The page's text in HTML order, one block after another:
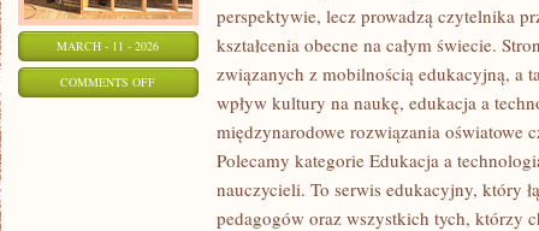
MARCH - 11 - 2026
COMMENTS OFFON
NOWOCZESNE
NAUCZANIA
perspektywie, lecz prowadzą czytelnika
kształcenia obecne na całym świecie.
związanych z mobilnością edukacyjną, a
wpływ kultury na naukę, edukacja a
międzynarodowe rozwiązania oświatowe
Polecamy kategorie Edukacja a
nauczycieli. To serwis edukacyjny, który
pedagogów oraz wszystkich tych, którzy